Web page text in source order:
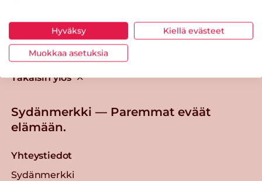
Tästä merkistä tunnistat
Sydänmerkki-tuotteen
Takaisin ylös
Sydänmerkki — Paremmat eväät
elämään.
Yhteystiedot
Sydänmerkki
Hyväksy Kiellä evästeet
Muokkaa asetuksia